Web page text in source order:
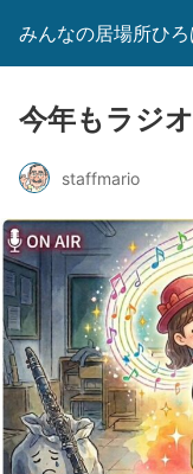
みんなの居場所ひ
今年もラジ
staffmario